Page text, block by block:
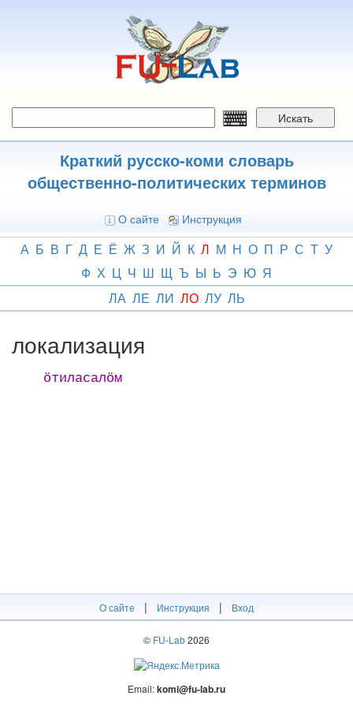
Искать
Краткий русско-коми словарь
общественно-политических терминов
О сайте Инструкция
А Б В Г Д Е Ё Ж З И Й К Л М Н О П Р С Т У
Ф Х Ц Ч Ш Щ Ъ Ы Ь Э Ю Я
ЛА ЛЕ ЛИ ЛО ЛУ ЛЬ
локализация
ӧтиласалӧм
О сайте | Инструкция | Вход
© FU-Lab2026
Email:komi@fu-lab.ru